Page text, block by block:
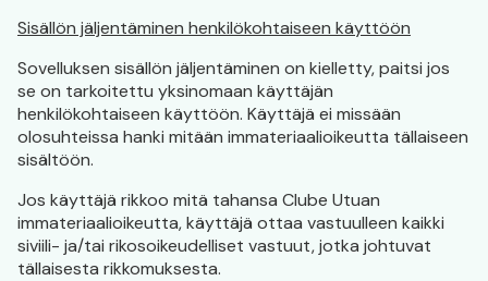
Sisällön jäljentäminen henkilökohtaiseen käyttöön
Sovelluksen sisällön jäljentäminen on kielletty, paitsi jos
se on tarkoitettu yksinomaan käyttäjän
henkilökohtaiseen käyttöön. Käyttäjä ei missään
olosuhteissa hanki mitään immateriaalioikeutta tällaiseen
sisältöön.
Jos käyttäjä rikkoo mitä tahansa Clube Utuan
immateriaalioikeutta, käyttäjä ottaa vastuulleen kaikki
siviili- ja/tai rikosoikeudelliset vastuut, jotka johtuvat
tällaisesta rikkomuksesta.